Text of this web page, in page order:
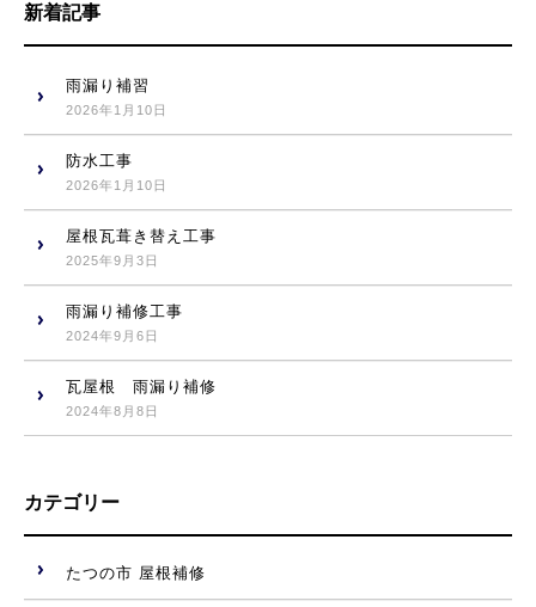
新着記事
雨漏り補習
2026年1月10日
防水工事
2026年1月10日
屋根瓦葺き替え工事
2025年9月3日
雨漏り補修工事
2024年9月6日
瓦屋根 雨漏り補修
2024年8月8日
カテゴリー
たつの市 屋根補修